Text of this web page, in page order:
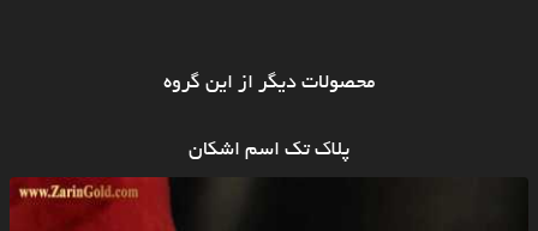
محصولات دیگر از این گروه
پلاک تک اسم اشکان